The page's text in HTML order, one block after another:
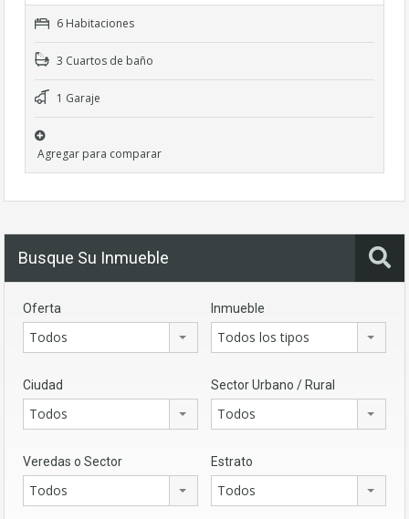
6 Habitaciones
3 Cuartos de baño
1 Garaje
Agregar para comparar
Busque Su Inmueble
Oferta
Todos
Inmueble
Todos los tipos
Ciudad
Todos
Sector Urbano / Rural
Todos
Veredas o Sector
Todos
Estrato
Todos